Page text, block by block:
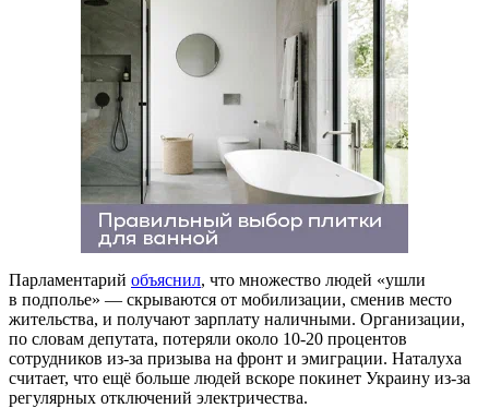
Парламентарий объяснил, что множество людей «ушли
в подполье» — скрываются от мобилизации, сменив место
жительства, и получают зарплату наличными. Организации,
по словам депутата, потеряли около 10-20 процентов
сотрудников из-за призыва на фронт и эмиграции. Наталуха
считает, что ещё больше людей вскоре покинет Украину из-за
регулярных отключений электричества.